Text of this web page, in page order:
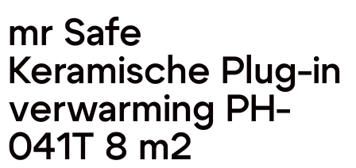
mr Safe
Keramische Plug-in
verwarming PH-
041T 8 m2